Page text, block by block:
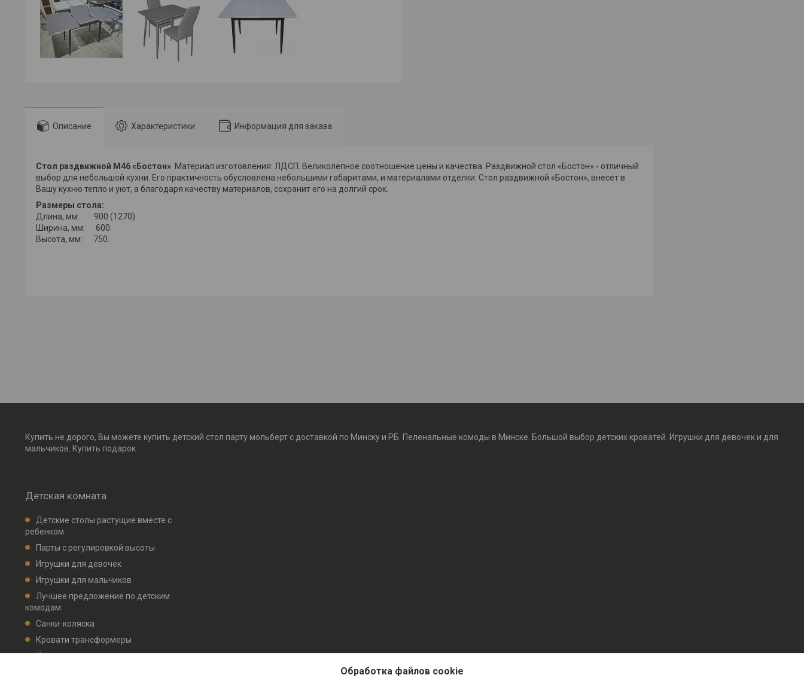
Описание Характеристики Информация для заказа
Стол раздвижной М46 «Бостон» . Материал изготовления: ЛДСП. Великолепное соотношение цены и качества. Раздвижной стол «Бостон» - отличный
выбор для небольшой кухни. Его практичность обусловлена небольшими габаритами, и материалами отделки. Стол раздвижной «Бостон», внесет в
Вашу кухню тепло и уют, а благодаря качеству материалов, сохранит его на долгий срок.
Размеры стола:
Длина, мм: 900 (1270).
Ширина, мм: 600.
Высота, мм: 750.
Купить не дорого, Вы можете купить детский стол парту мольберт с доставкой по Минску и РБ. Пеленальные комоды в Минске. Большой выбор детских кроватей. Игрушки для девочек и для
мальчиков. Купить подарок.
Детская комната
Детские столы растущие вместе с
ребенком
Парты с регулировкой высоты
Игрушки для девочек
Игрушки для мальчиков
Лучшее предложение по детским
комодам
Санки-коляска
Кровати трансформеры
Кровати детские маятник, ящик для
Обработка файлов cookie